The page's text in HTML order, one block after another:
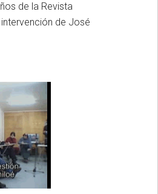
de la Revista
de José